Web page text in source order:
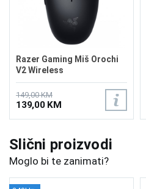
Razer Gaming Miš Orochi
V2 Wireless
149,00 KM
139,00 KM
Slični proizvodi
Moglo bi te zanimati?